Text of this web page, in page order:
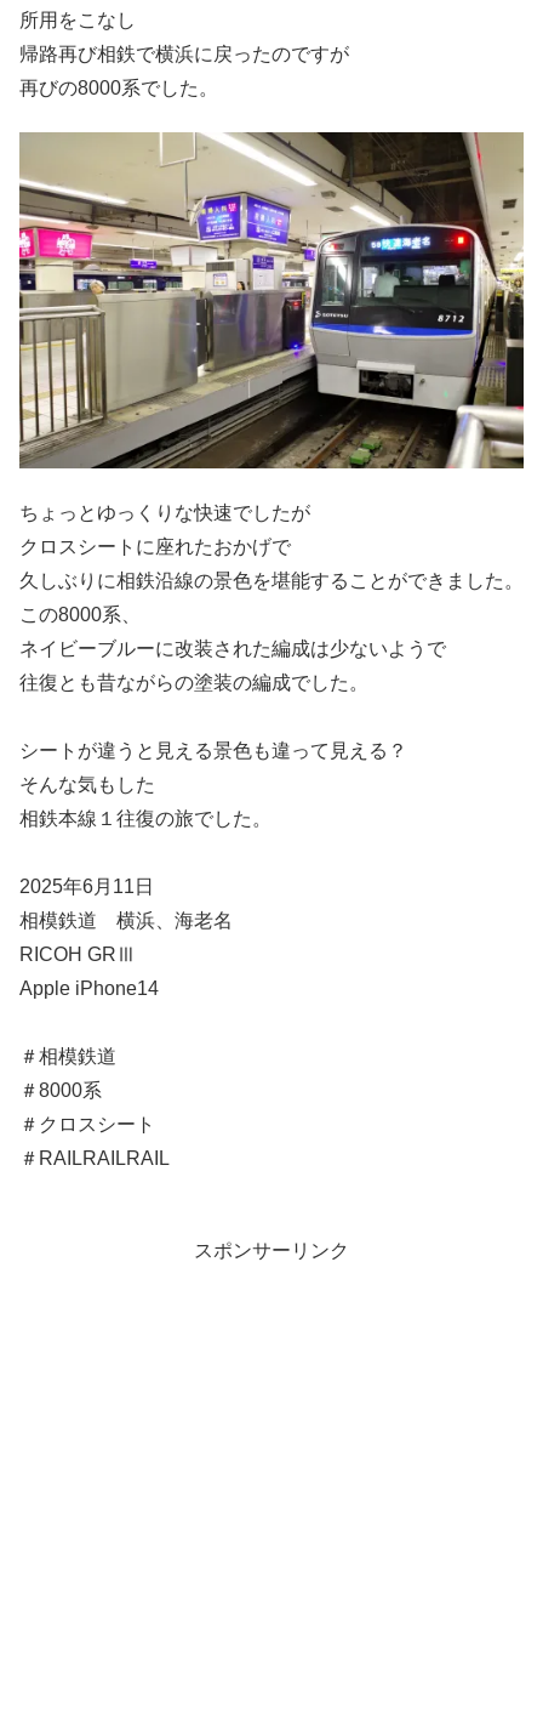
所用をこなし
帰路再び相鉄で横浜に戻ったのですが
再びの8000系でした。
ちょっとゆっくりな快速でしたが
クロスシートに座れたおかげで
久しぶりに相鉄沿線の景色を堪能することができました。
この8000系、
ネイビーブルーに改装された編成は少ないようで
往復とも昔ながらの塗装の編成でした。
シートが違うと見える景色も違って見える？
そんな気もした
相鉄本線１往復の旅でした。
2025年6月11日
相模鉄道 横浜、海老名
RICOH GRⅢ
Apple iPhone14
＃相模鉄道
＃8000系
＃クロスシート
＃RAILRAILRAIL
スポンサーリンク